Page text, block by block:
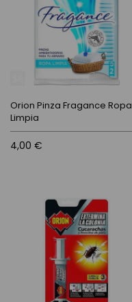
Orion Pinza Fragance Ropa
Limpia
4,00 €